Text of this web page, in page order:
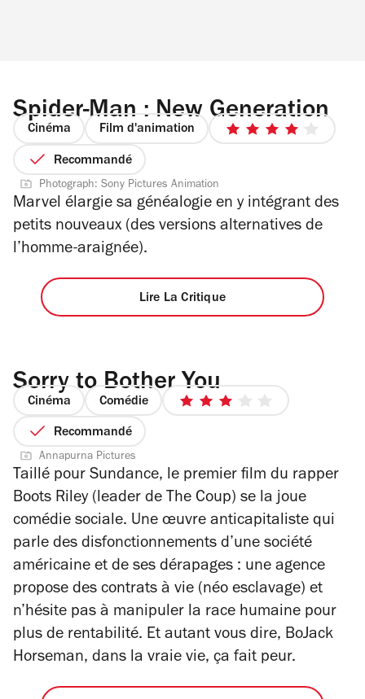
Spider-Man : New Generation
Cinéma Film d'animation
4
étoiles
Recommandé
Photograph: Sony Pictures Animation
Marvel élargie sa généalogie en y intégrant des
petits nouveaux (des versions alternatives de
l’homme-araignée).
Lire La Critique
Sorry to Bother You
Cinéma Comédie
3
étoiles
Recommandé
Annapurna Pictures
Taillé pour Sundance, le premier film du rapper
Boots Riley (leader de The Coup) se la joue
comédie sociale. Une œuvre anticapitaliste qui
parle des disfonctionnements d’une société
américaine et de ses dérapages : une agence
propose des contrats à vie (néo esclavage) et
n’hésite pas à manipuler la race humaine pour
plus de rentabilité. Et autant vous dire, BoJack
Horseman, dans la vraie vie, ça fait peur.